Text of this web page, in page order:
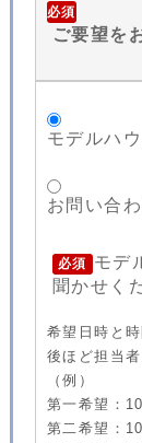
必須
ご要望を
モデルハ
お問い合
必須
モデ
聞かせく
希望日時と
後ほど担当
（例）
第一希望：
第二希望：